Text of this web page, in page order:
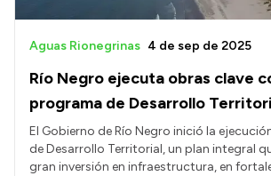
Río Negro ejecuta obras clave
programa de Desarrollo
Aguas Rionegrinas 4 de sep de 2025
El Gobierno de Río Negro inició la
de Desarrollo Territorial, un plan integral
gran inversión en infraestructura, en